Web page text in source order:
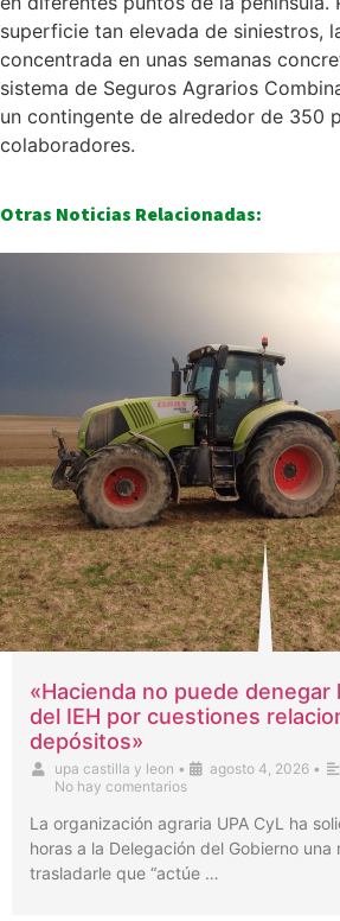
superficie tan elevada de siniestros,
concentrada en unas semanas
sistema de Seguros Agrarios
un contingente de alrededor de 350
colaboradores.
Otras Noticias Relacionadas:
«Hacienda no puede denegar
del IEH por cuestiones
depósitos»
upa castilla y leon • agosto 4, 2026 •
No hay comentarios
La organización agraria UPA CyL ha
horas a la Delegación del Gobierno una
trasladarle que “actúe …